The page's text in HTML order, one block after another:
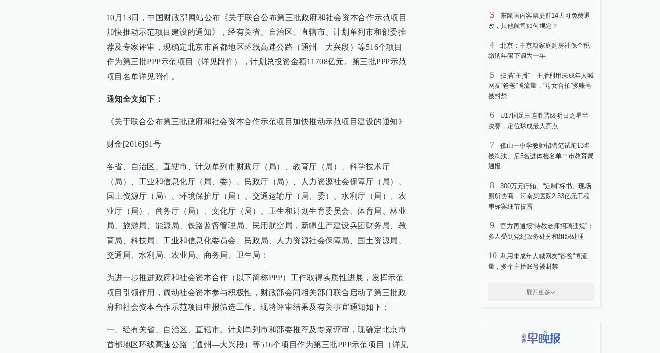
10月13日，中国财政部网站公布《关于联合公布第三批政府和社会资本合作示范项目
加快推动示范项目建设的通知》，经有关省、自治区、直辖市、计划单列市和部委推
荐及专家评审，现确定北京市首都地区环线高速公路（通州—大兴段）等516个项目
作为第三批PPP示范项目（详见附件），计划总投资金额11708亿元。第三批PPP示范
项目名单详见附件。
通知全文如下：
《关于联合公布第三批政府和社会资本合作示范项目加快推动示范项目建设的通知》
财金[2016]91号
各省、自治区、直辖市、计划单列市财政厅（局）、教育厅（局）、科学技术厅
（局）、工业和信息化厅（局、委）、民政厅（局）、人力资源社会保障厅（局）、
国土资源厅（局）、环境保护厅（局）、交通运输厅（局、委）、水利厅（局）、农
业厅（局）、商务厅（局）、文化厅（局）、卫生和计划生育委员会、体育局、林业
局、旅游局、能源局、铁路监督管理局、民用航空局，新疆生产建设兵团财务局、教
育局、科技局、工业和信息化委员会、民政局、人力资源社会保障局、国土资源局、
交通局、水利局、农业局、商务局、卫生局：
为进一步推进政府和社会资本合作（以下简称PPP）工作取得实质性进展，发挥示范
项目引领作用，调动社会资本参与积极性，财政部会同相关部门联合启动了第三批政
府和社会资本合作示范项目申报筛选工作。现将评审结果及有关事宜通知如下：
一、经有关省、自治区、直辖市、计划单列市和部委推荐及专家评审，现确定北京市
首都地区环线高速公路（通州—大兴段）等516个项目作为第三批PPP示范项目（详见
3
东航国内客票提前14天可免费退
改，其他航司如何规定？
4
北京：非京籍家庭购房社保个税
缴纳年限下调为一年
5
扫描“主播”｜主播利用未成年人喊
网友“爸爸”博流量，“母女合拍”多账号
被封禁
6
U17国足三连胜晋级明日之星半
决赛，定位球成最大亮点
7
佛山一中学教师招聘笔试前13名
被淘汰、后5名进体检名单？市教育局
通报
8
300万元行贿、“定制”标书、现场
厕所协商，河南某医院2.33亿元工程
串标案细节披露
9
官方再通报“特教老师招聘违规”：
多人受到党纪政务处分和组织处理
10 利用未成年人喊网友“爸爸”博流
量，多个主播账号被封禁
展开更多